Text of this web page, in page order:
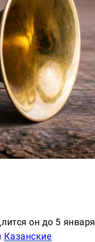
он до 5 января
Казанские